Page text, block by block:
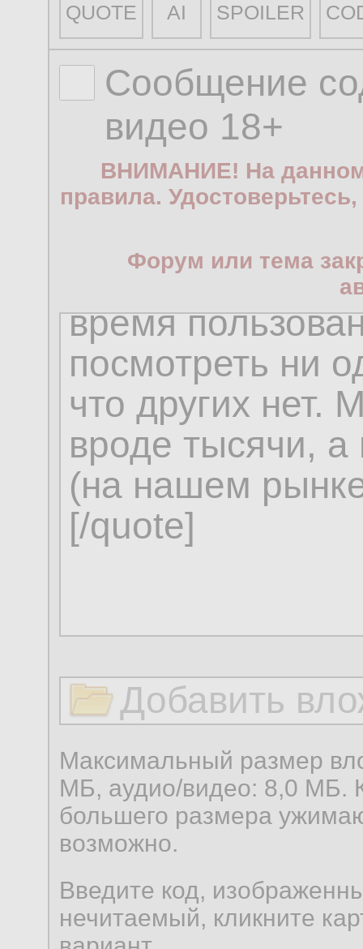
QUOTE AI SPOILER
Сообщение
видео 18+
ВНИМАНИЕ! На данном
правила.
Форум или тема
Добавить
Максимальный размер
МБ, аудио/видео: 8,0 МБ.
большего размера
возможно.
Введите код,
нечитаемый, кликните